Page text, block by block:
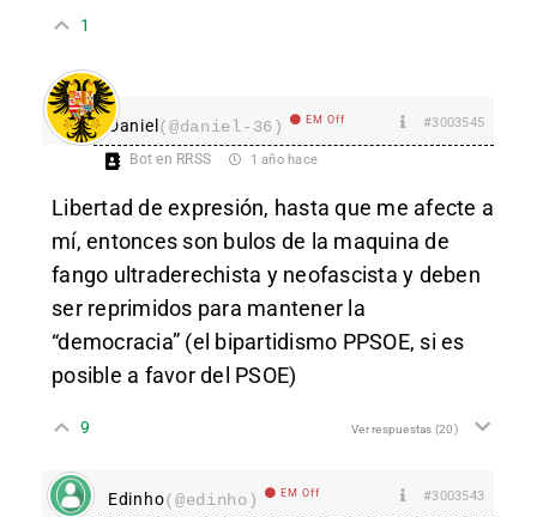
1
Daniel (@daniel-36) EM Off #3003545
Bot en RRSS 1 año hace
Libertad de expresión, hasta que me afecte a
mí, entonces son bulos de la maquina de
fango ultraderechista y neofascista y deben
ser reprimidos para mantener la
“democracia” (el bipartidismo PPSOE, si es
posible a favor del PSOE)
9 Ver respuestas (20)
Edinho(@edinho) EM Off #3003543